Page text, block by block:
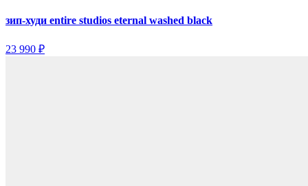
зип-худи entire studios eternal washed black
23 990 ₽